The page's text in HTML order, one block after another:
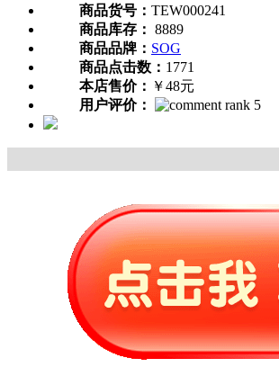
商品货号： TEW000241
商品库存： 8889
商品品牌： SOG
商品点击数： 1771
本店售价： ￥48元
用户评价：